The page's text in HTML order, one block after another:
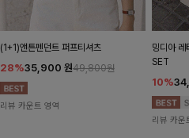
(1+1)앤튼펜던트 퍼프티셔츠
28%35,900 원49,800원
리뷰 카운트 영역
밍디아 레
SET
10%
리뷰 카운